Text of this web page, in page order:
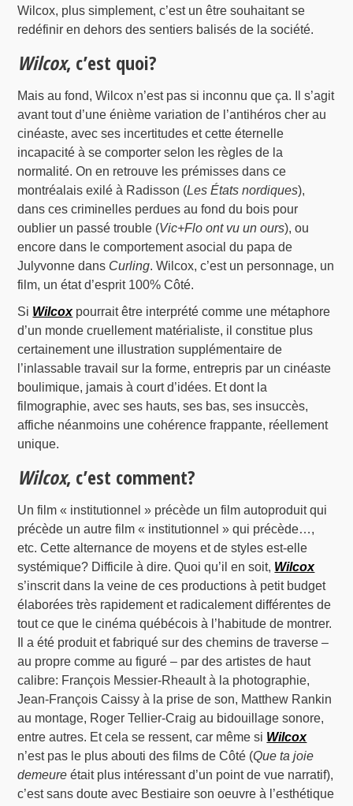
Wilcox, plus simplement, c’est un être souhaitant se
redéfinir en dehors des sentiers balisés de la société.
Wilcox, c’est quoi?
Mais au fond, Wilcox n’est pas si inconnu que ça. Il s’agit
avant tout d’une énième variation de l’antihéros cher au
cinéaste, avec ses incertitudes et cette éternelle
incapacité à se comporter selon les règles de la
normalité. On en retrouve les prémisses dans ce
montréalais exilé à Radisson (Les États nordiques),
dans ces criminelles perdues au fond du bois pour
oublier un passé trouble (Vic+Flo ont vu un ours), ou
encore dans le comportement asocial du papa de
Julyvonne dans Curling. Wilcox, c’est un personnage, un
film, un état d’esprit 100% Côté.
Si Wilcoxpourrait être interprété comme une métaphore
d’un monde cruellement matérialiste, il constitue plus
certainement une illustration supplémentaire de
l’inlassable travail sur la forme, entrepris par un cinéaste
boulimique, jamais à court d’idées. Et dont la
filmographie, avec ses hauts, ses bas, ses insuccès,
affiche néanmoins une cohérence frappante, réellement
unique.
Wilcox, c’est comment?
Un film « institutionnel » précède un film autoproduit qui
précède un autre film « institutionnel » qui précède…,
etc. Cette alternance de moyens et de styles est-elle
systémique? Difficile à dire. Quoi qu’il en soit, Wilcox
s’inscrit dans la veine de ces productions à petit budget
élaborées très rapidement et radicalement différentes de
tout ce que le cinéma québécois à l’habitude de montrer.
Il a été produit et fabriqué sur des chemins de traverse –
au propre comme au figuré – par des artistes de haut
calibre: François Messier-Rheault à la photographie,
Jean-François Caissy à la prise de son, Matthew Rankin
au montage, Roger Tellier-Craig au bidouillage sonore,
entre autres. Et cela se ressent, car même si Wilcox
n’est pas le plus abouti des films de Côté (Que ta joie
demeure était plus intéressant d’un point de vue narratif),
c’est sans doute avec Bestiaire son oeuvre à l’esthétique